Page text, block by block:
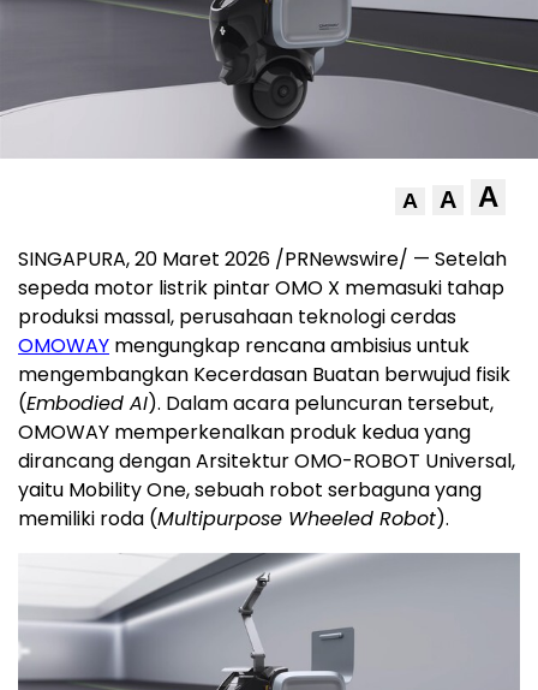
A A A
SINGAPURA, 20 Maret 2026 /PRNewswire/ — Setelah
sepeda motor listrik pintar OMO X memasuki tahap
produksi massal, perusahaan teknologi cerdas
OMOWAY mengungkap rencana ambisius untuk
mengembangkan Kecerdasan Buatan berwujud fisik
(Embodied AI). Dalam acara peluncuran tersebut,
OMOWAY memperkenalkan produk kedua yang
dirancang dengan Arsitektur OMO-ROBOT Universal,
yaitu Mobility One, sebuah robot serbaguna yang
memiliki roda (Multipurpose Wheeled Robot).